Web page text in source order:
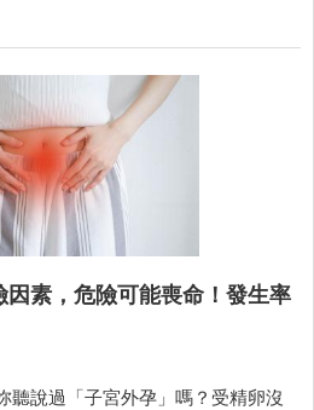
素，危險可能喪命！發生率
聽說過「子宮外孕」嗎？受精卵沒